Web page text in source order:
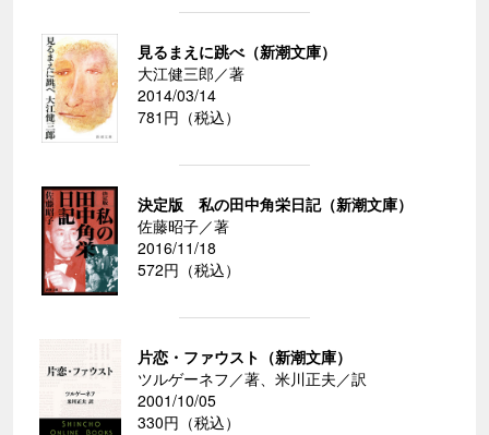
見るまえに跳べ（新潮文庫）
大江健三郎／著
2014/03/14
781円（税込）
決定版 私の田中角栄日記（新潮文庫）
佐藤昭子／著
2016/11/18
572円（税込）
片恋・ファウスト（新潮文庫）
ツルゲーネフ／著、米川正夫／訳
2001/10/05
330円（税込）